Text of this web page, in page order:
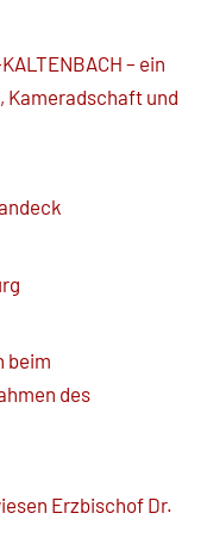
– ein
Kameradschaft und
beim
des
Erzbischof Dr.